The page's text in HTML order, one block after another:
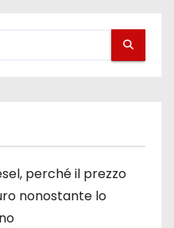
perché il prezzo
nonostante lo